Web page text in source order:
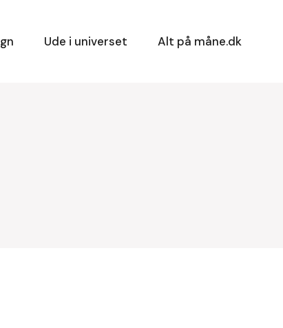
Ude i universet Alt på måne.dk